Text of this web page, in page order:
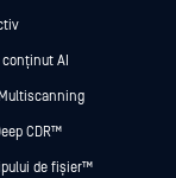
AI
CDR™
de fișier™